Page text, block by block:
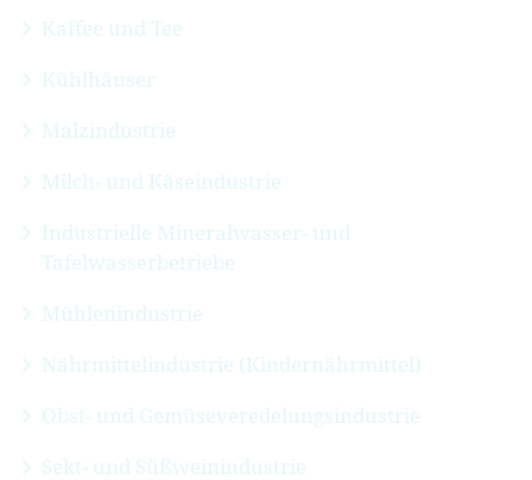
Kaffee und Tee
Kühlhäuser
Malzindustrie
Milch- und Käseindustrie
Industrielle Mineralwasser- und
Tafelwasserbetriebe
Mühlenindustrie
Nährmittelindustrie (Kindernährmittel)
Obst- und Gemüseveredelungsindustrie
Sekt- und Süßweinindustrie